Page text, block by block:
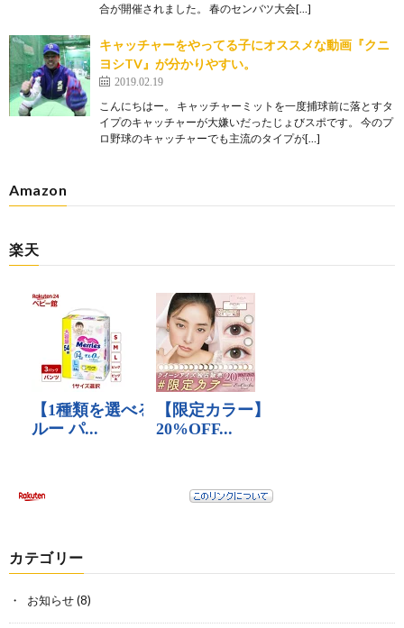
合が開催されました。 春のセンバツ大会[…]
キャッチャーをやってる子にオススメな動画『クニ
ヨシTV』が分かりやすい。
2019.02.19
こんにちはー。 キャッチャーミットを一度捕球前に落とすタ
イプのキャッチャーが大嫌いだったじょびスポです。 今のプ
ロ野球のキャッチャーでも主流のタイプが[…]
Amazon
楽天
カテゴリー
お知らせ(8)